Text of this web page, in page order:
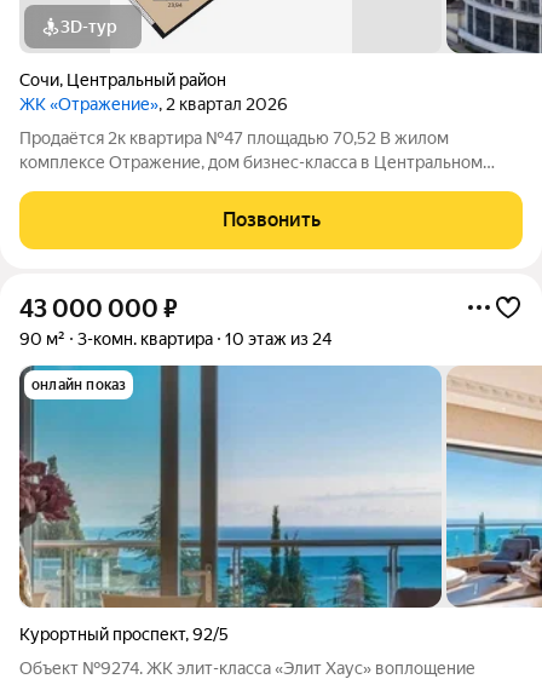
3D-тур
Сочи, Центральный район
ЖК «Отражение», 2 квартал 2026
Продаётся 2к квартира №47 площадью 70,52 В жилом
комплексе Отражение, дом бизнес-класса в Центральном
инвестиционная привлекательность.
Позвонить
43 000 000 ₽
90 м² 3-комн. квартира 10 этаж из 24
онлайн показ
Курортный проспект,92/5
Объект №9274. ЖК элит-класса «Элит Хаус» воплощение